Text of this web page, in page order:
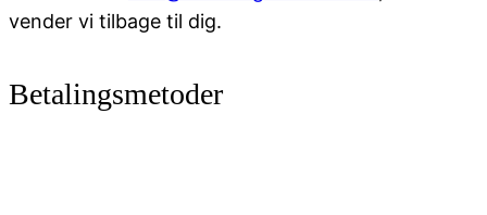
vender vi tilbage til dig.
Betalingsmetoder